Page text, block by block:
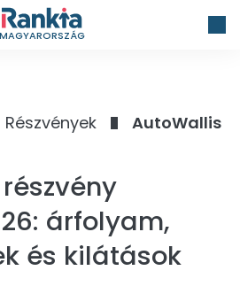
MAGYARORSZÁG
Részvények AutoWallis
árfolyam,
és kilátások